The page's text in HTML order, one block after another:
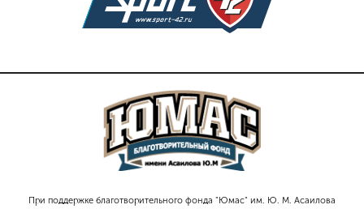
При поддержке благотворительного фонда "Юмас" им. Ю. М. Асаилова